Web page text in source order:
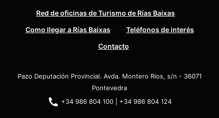
Red de oficinas de Turismo de Rías Baixas
Como llegar a Rías Baixas
Teléfonos de interés
Contacto
Pazo Deputación Provincial. Avda. Montero Ríos, s/n - 36071
Pontevedra
+34 986 804 100 | +34 986 804 124